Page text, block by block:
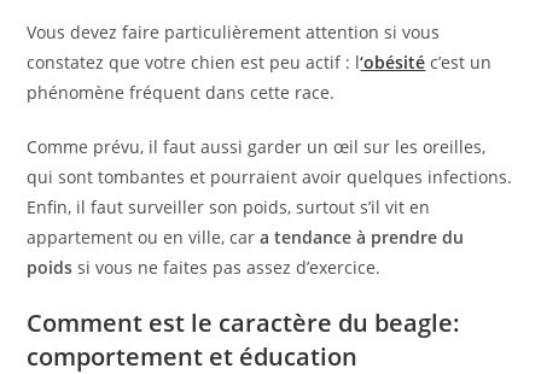
Vous devez faire particulièrement attention si vous
constatez que votre chien est peu actif : l‘obésité c’est un
phénomène fréquent dans cette race.
Comme prévu, il faut aussi garder un œil sur les oreilles,
qui sont tombantes et pourraient avoir quelques infections.
Enfin, il faut surveiller son poids, surtout s’il vit en
appartement ou en ville, cara tendance à prendre du
poids si vous ne faites pas assez d’exercice.
Comment est le caractère du beagle:
comportement et éducation